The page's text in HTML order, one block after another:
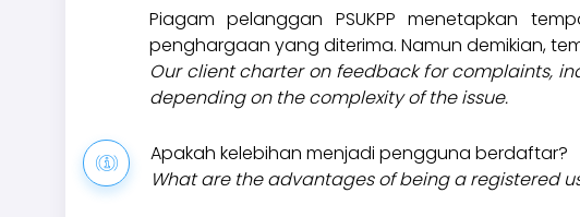
Piagam pelanggan PSUKPP menetapkan
penghargaan yang diterima. Namun demikian,
Our client charter on feedback for complaints,
depending on the complexity of the issue.
Apakah kelebihan menjadi pengguna berdaftar?
What are the advantages of being a registered